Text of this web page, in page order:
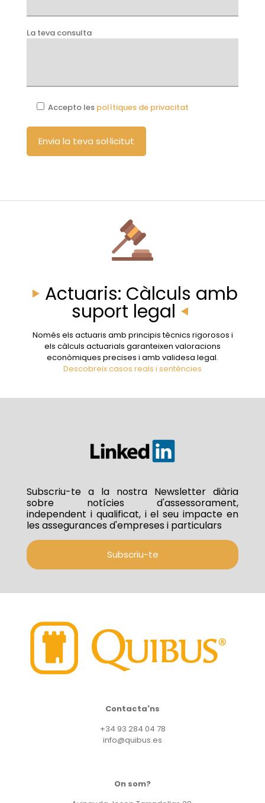
La teva consulta
Accepto les polítiques de privacitat
Actuaris: Càlculs amb
suport legal
Només els actuaris amb principis tècnics rigorosos i
els càlculs actuarials garanteixen valoracions
econòmiques precises i amb validesa legal.
Descobreix casos reals i sentències
Subscriu-te a la nostra Newsletter diària
sobre notícies d'assessorament,
independent i qualificat, i el seu impacte en
les assegurances d'empreses i particulars
Subscriu-te
Contacta'ns
+34 93 284 04 78
info@quibus.es
On som?